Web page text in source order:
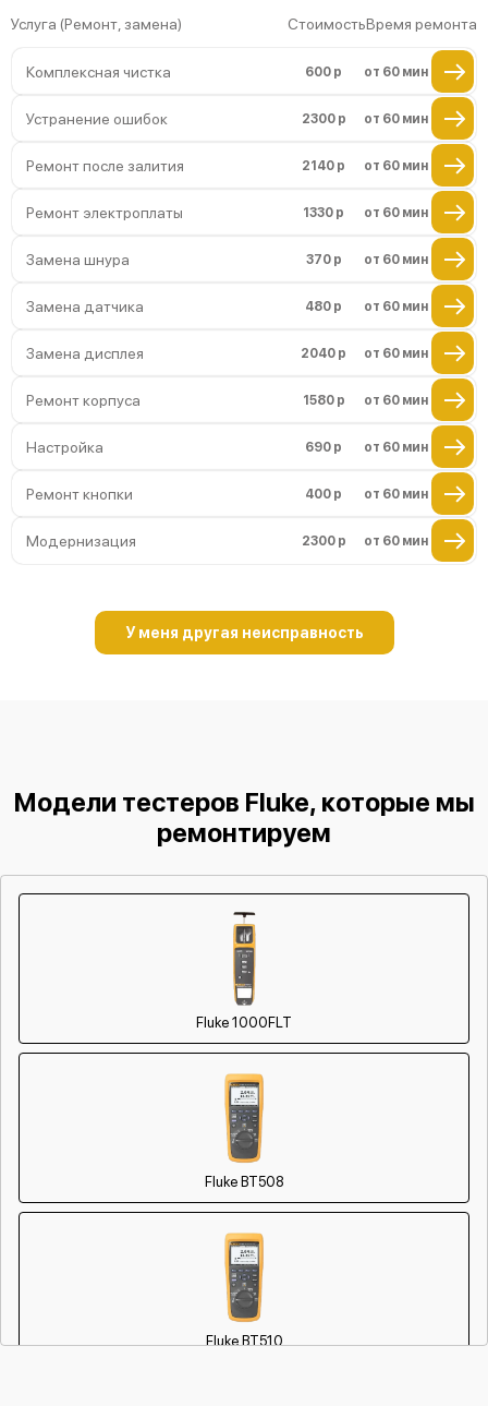
Услуга (Ремонт, замена) СтоимостьВремя ремонта
Комплексная чистка 600 р от 60 мин
Устранение ошибок 2300 р от 60 мин
Ремонт после залития 2140 р от 60 мин
Ремонт электроплаты 1330 р от 60 мин
Замена шнура 370 р от 60 мин
Замена датчика 480 р от 60 мин
Замена дисплея 2040 р от 60 мин
Ремонт корпуса 1580 р от 60 мин
Настройка 690 р от 60 мин
Ремонт кнопки 400 р от 60 мин
Модернизация 2300 р от 60 мин
У меня другая неисправность
Модели тестеров Fluke, которые мы
ремонтируем
Fluke 1000FLT
Fluke BT508
Fluke BT510